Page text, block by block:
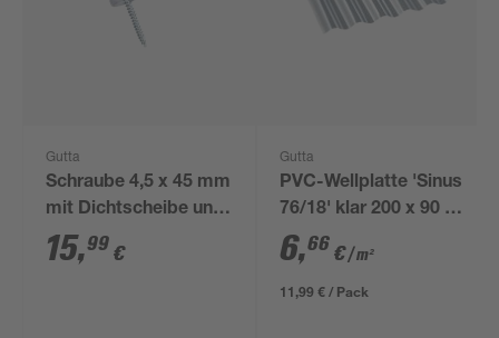
Gutta
Schraube 4,5 x 45 mm
mit Dichtscheibe und
Kappe, 100 Stück
15,99 €
Gutta
PVC-Wellplatte 'Sinus
76/18' klar 200 x 90 x
0,07 cm
6,66 €/ m²
11,99 € / Pack